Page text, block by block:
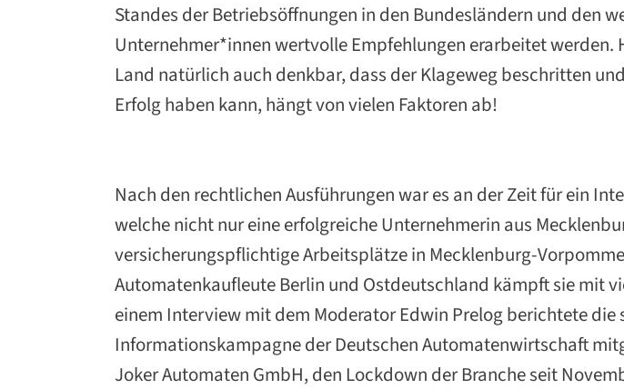
Standes der Betriebsöffnungen in den Bundesländern und den
Unternehmer*innen wertvolle Empfehlungen erarbeitet
Land natürlich auch denkbar, dass der Klageweg beschritten
Erfolg haben kann, hängt von vielen Faktoren ab!
Nach den rechtlichen Ausführungen war es an der Zeit für ein
welche nicht nur eine erfolgreiche Unternehmerin aus
versicherungspflichtige Arbeitsplätze in Mecklenburg-
Automatenkaufleute Berlin und Ostdeutschland kämpft sie mit
einem Interview mit dem Moderator Edwin Prelog berichtete
Informationskampagne der Deutschen Automatenwirtschaft
Joker Automaten GmbH, den Lockdown der Branche seit